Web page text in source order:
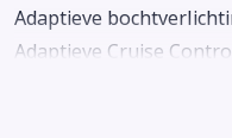
Adaptieve
Adaptieve Cruise
Adaptieve sportstoelen